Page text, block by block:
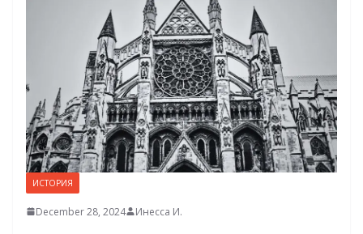
ИСТОРИЯ
December 28, 2024 Инесса И.